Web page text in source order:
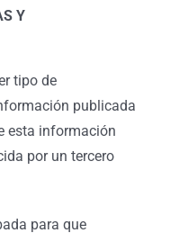
Y
tipo de
publicada
esta información
por un tercero
para que